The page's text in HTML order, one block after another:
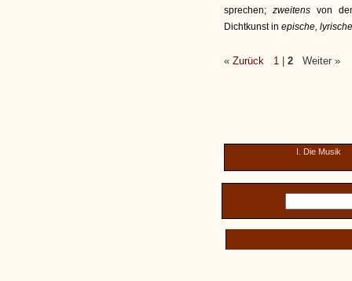
sprechen; zweitens von
Dichtkunst in epische,
« Zurück 1 2 Weiter »
I. Die Musik